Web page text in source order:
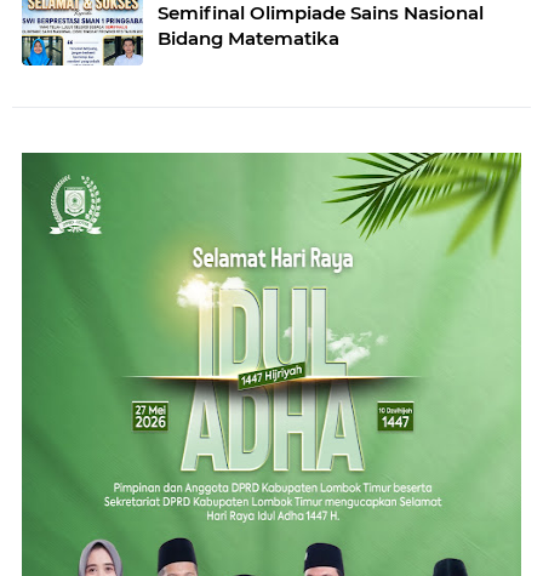
Semifinal Olimpiade Sains Nasional
Bidang Matematika